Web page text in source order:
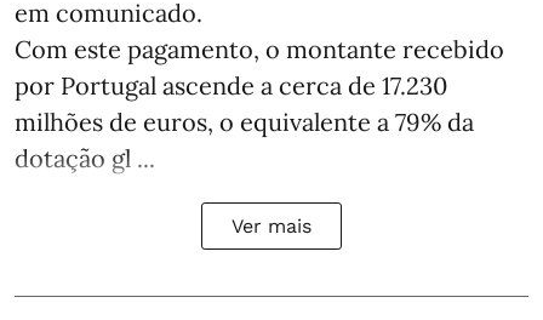
em comunicado.
Com este pagamento, o montante recebido
por Portugal ascende a cerca de 17.230
milhões de euros, o equivalente a 79% da
dotação gl ...
Ver mais